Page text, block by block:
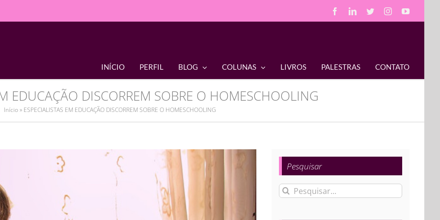
FacebookLinkedIn
TwitterInstagramYouTube
INÍCIO PERFIL BLOG COLUNAS LIVROS PALESTRAS CONTATO
EDUCAÇÃO DISCORREM SOBRE O HOMESCHOOLING
Início» ESPECIALISTAS EM EDUCAÇÃO DISCORREM SOBRE O HOMESCHOOLING
Pesquisar
Buscar